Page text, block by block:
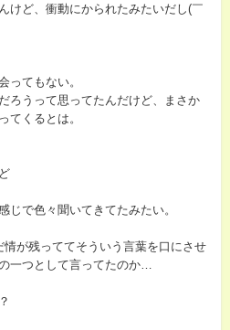
けど、衝動にかられたみたいだし(￣
ってもない。
ろうって思ってたんだけど、まさか
てくるとは。
じで色々聞いてきてたみたい。
が残っててそういう言葉を口にさせ
一つとして言ってたのか…